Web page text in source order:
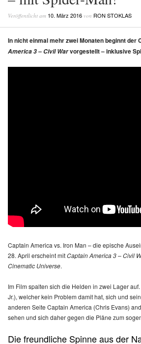
Veröffentlicht am 10. März 2016von RON STOKLAS
In nicht einmal mehr zwei Monaten beginnt
America 3 – Civil Warvorgestellt – inklusive
Captain America vs. Iron Man – die epische
28. April erscheint mitCaptain America 3 – Civil
Cinematic Universe.
Im Film spalten sich die Helden in zwei Lager
Jr.), welcher kein Problem damit hat, sich und
anderen Seite Captain America (Chris Evans)
sehen und sich daher gegen die Pläne zum
Die freundliche Spinne aus der